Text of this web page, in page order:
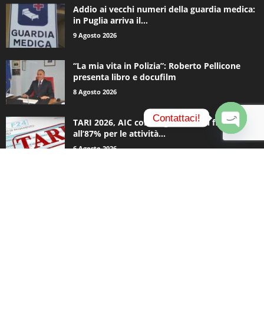
Addio ai vecchi numeri della guardia medica:
in Puglia arriva il...
9 Agosto 2026
“La mia vita in Polizia”: Roberto Pellicone
presenta libro e docufilm
8 Agosto 2026
TARI 2026, AIC contro gli aumenti fino
all’87% per le attività...
6 Agosto 2026
Contattaci!
O